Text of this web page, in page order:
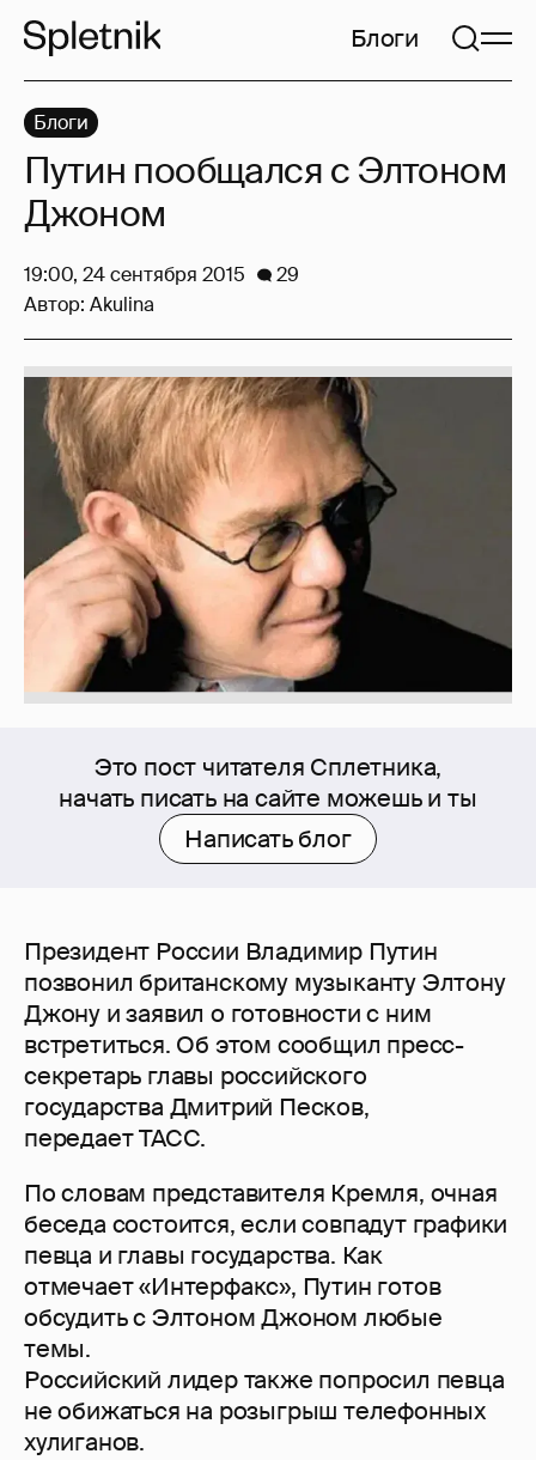
Блоги
Это пост читателя Сплетника,
начать писать на сайте можешь и ты
Написать блог
Президент России Владимир Путин
позвонил британскому музыканту Элтону
Джону и заявил о готовности с ним
встретиться. Об этом сообщил пресс-
секретарь главы российского
государства Дмитрий Песков,
передает ТАСС.
По словам представителя Кремля, очная
беседа состоится, если совпадут графики
певца и главы государства. Как
отмечает «Интерфакс», Путин готов
обсудить с Элтоном Джоном любые
темы.
Российский лидер также попросил певца
не обижаться на розыгрыш телефонных
хулиганов.
Блоги
Путин пообщался с Элтоном
Джоном
19:00, 24 сентября 2015
29
Автор: Akulina